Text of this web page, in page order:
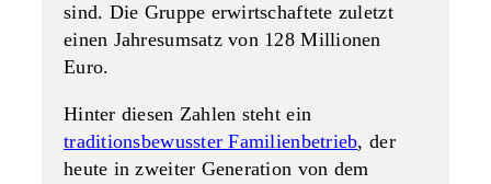
sind. Die Gruppe erwirtschaftete zuletzt
einen Jahresumsatz von 128 Millionen
Euro.
Hinter diesen Zahlen steht ein
traditionsbewusster Familienbetrieb, der
heute in zweiter Generation von dem